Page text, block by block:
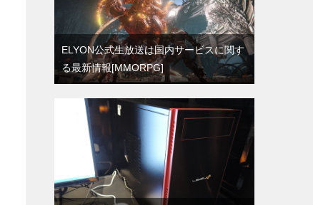
ELYON公式生放送は国内サービスに関す
る最新情報[MMORPG]